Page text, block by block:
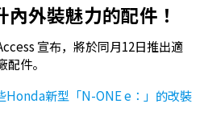
外裝魅力的配件！
宣布，將於同月12日推出適
件。
Honda新型「N-ONE e：」的改裝